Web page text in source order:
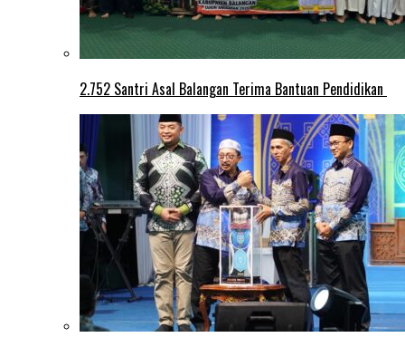
2.752 Santri Asal Balangan Terima Bantuan Pendidikan